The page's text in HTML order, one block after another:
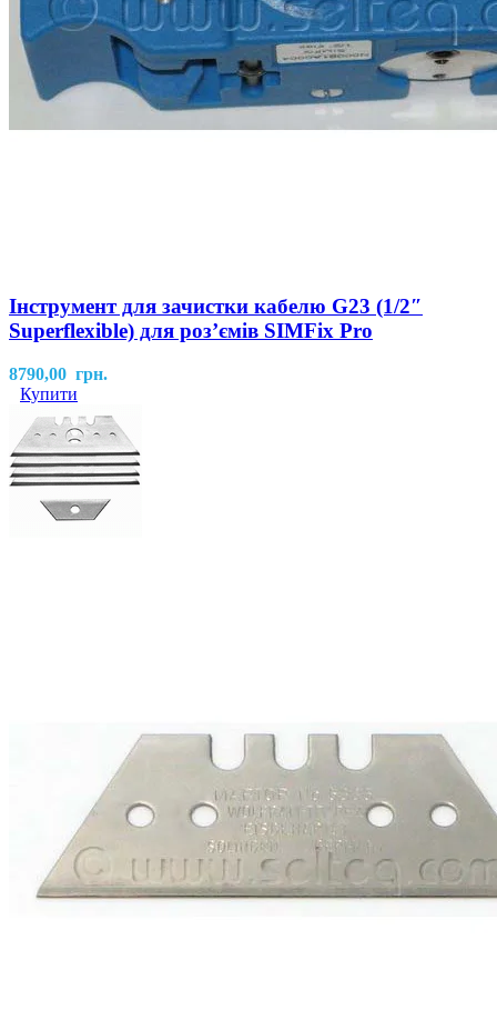
Інструмент для зачистки кабелю G23 (1/2″
Superflexible) для роз’ємів SIMFix Pro
8790,00 грн.
Купити